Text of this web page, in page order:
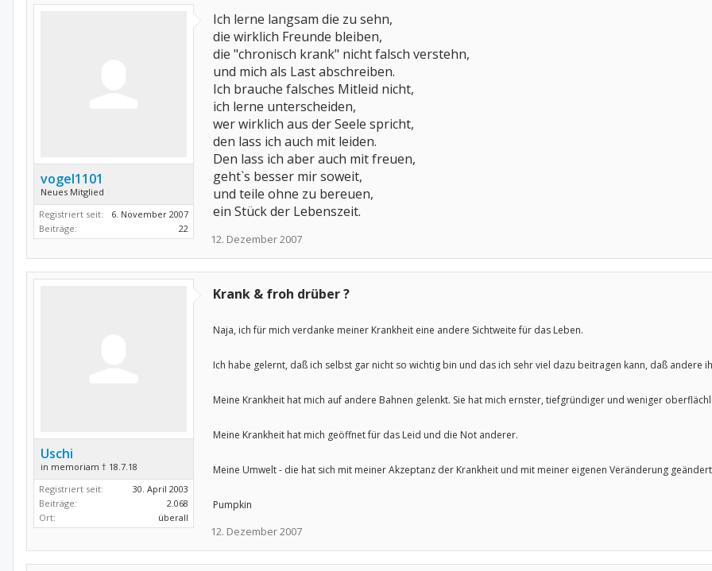
vogel1101
Neues Mitglied
Registriert seit:
6. November 2007
Beiträge:
22
Ich lerne langsam die zu sehn,
die wirklich Freunde bleiben,
die "chronisch krank" nicht falsch verstehn,
und mich als Last abschreiben.
Ich brauche falsches Mitleid nicht,
ich lerne unterscheiden,
wer wirklich aus der Seele spricht,
den lass ich auch mit leiden.
Den lass ich aber auch mit freuen,
geht`s besser mir soweit,
und teile ohne zu bereuen,
ein Stück der Lebenszeit.
12. Dezember 2007
Uschi
in memoriam † 18.7.18
Registriert seit:
30. April 2003
Beiträge:
2.068
Ort:
überall
Krank & froh drüber ?
Naja, ich für mich verdanke meiner Krankheit eine andere Sichtweite für das Leben.
Ich habe gelernt, daß ich selbst gar nicht so wichtig bin und das ich sehr viel dazu beitragen kann, daß andere
Meine Krankheit hat mich auf andere Bahnen gelenkt. Sie hat mich ernster, tiefgründiger und weniger
Meine Krankheit hat mich geöffnet für das Leid und die Not anderer.
Meine Umwelt - die hat sich mit meiner Akzeptanz der Krankheit und mit meiner eigenen Veränderung
Pumpkin
12. Dezember 2007